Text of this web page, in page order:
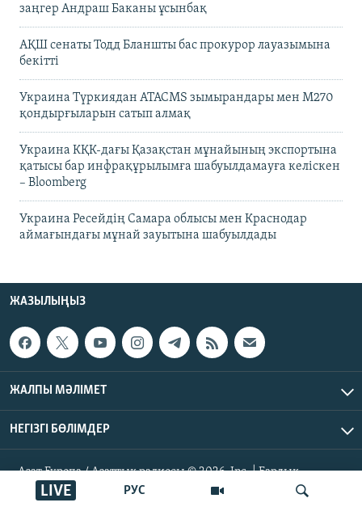
РУС
LIVE
заңгер Андраш Баканы ұсынбақ
АҚШ сенаты Тодд Бланшты бас прокурор лауазымына
бекітті
Украина Түркиядан ATACMS зымырандары мен M270
қондырғыларын сатып алмақ
Украина КҚК-дағы Қазақстан мұнайының экспортына
қатысы бар инфрақұрылымға шабуылдамауға келіскен
– Bloomberg
Украина Ресейдің Самара облысы мен Краснодар
аймағындағы мұнай зауытына шабуылдады
ЖАЗЫЛЫҢЫЗ
ЖАЛПЫ МӘЛІМЕТ
НЕГІЗГІ БӨЛІМДЕР
Азат Еуропа / Азаттық радиосы © 2026, Inc. | Барлық
құқықтары қорғалған